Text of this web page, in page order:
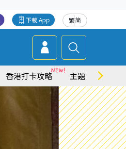
繁简
下載 App
香港打卡攻略 主題特集